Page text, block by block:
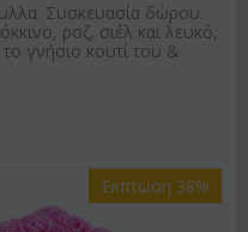
Συσκευασία δώρου.
ροζ, σιέλ και λευκό,
γνήσιο κουτί του &
Έκπτωση 38%